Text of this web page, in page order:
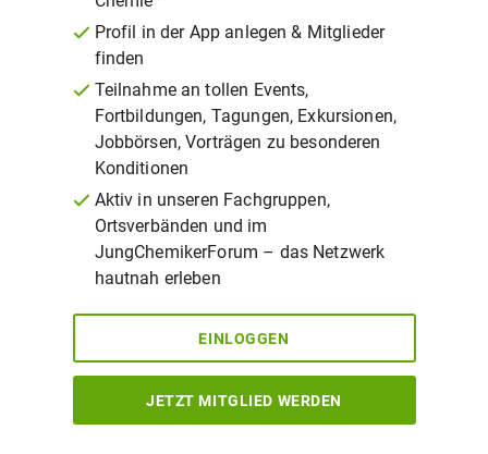
Profil in der App anlegen & Mitglieder
finden
Teilnahme an tollen Events,
Fortbildungen, Tagungen, Exkursionen,
Jobbörsen, Vorträgen zu besonderen
Konditionen
Aktiv in unseren Fachgruppen,
Ortsverbänden und im
JungChemikerForum – das Netzwerk
hautnah erleben
EINLOGGEN
JETZT MITGLIED WERDEN